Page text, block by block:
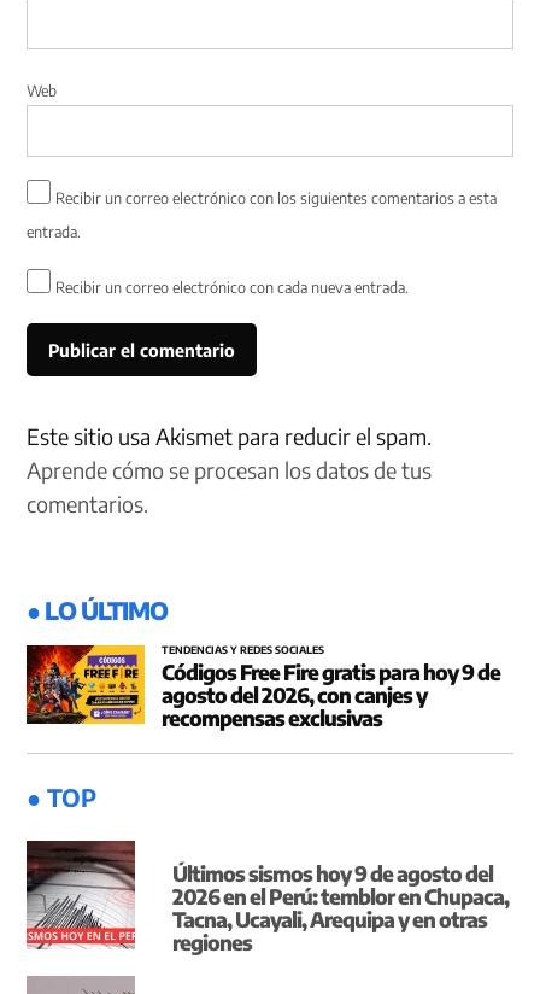
Web
Recibir un correo electrónico con los siguientes comentarios a esta
entrada.
Recibir un correo electrónico con cada nueva entrada.
Este sitio usa Akismet para reducir el spam.
Aprende cómo se procesan los datos de tus
comentarios.
● LO ÚLTIMO
TENDENCIAS Y REDES SOCIALES
Códigos Free Fire gratis para hoy 9 de
agosto del 2026, con canjes y
recompensas exclusivas
● TOP
Últimos sismos hoy 9 de agosto del
2026 en el Perú: temblor en Chupaca,
Tacna, Ucayali, Arequipa y en otras
regiones